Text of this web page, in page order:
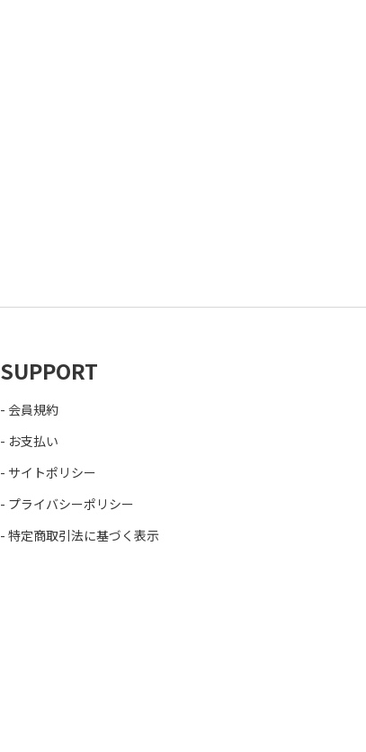
SUPPORT
会員規約
お支払い
サイトポリシー
プライバシーポリシー
特定商取引法に基づく表示